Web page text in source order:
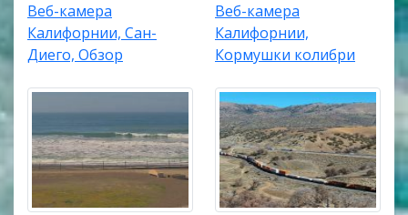
Веб-камера
Калифорнии, Сан-
Диего, Обзор
Веб-камера
Калифорнии,
Кормушки колибри